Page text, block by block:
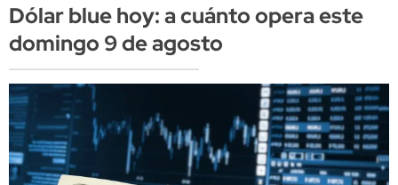
Dólar blue hoy: a cuánto opera este
domingo 9 de agosto